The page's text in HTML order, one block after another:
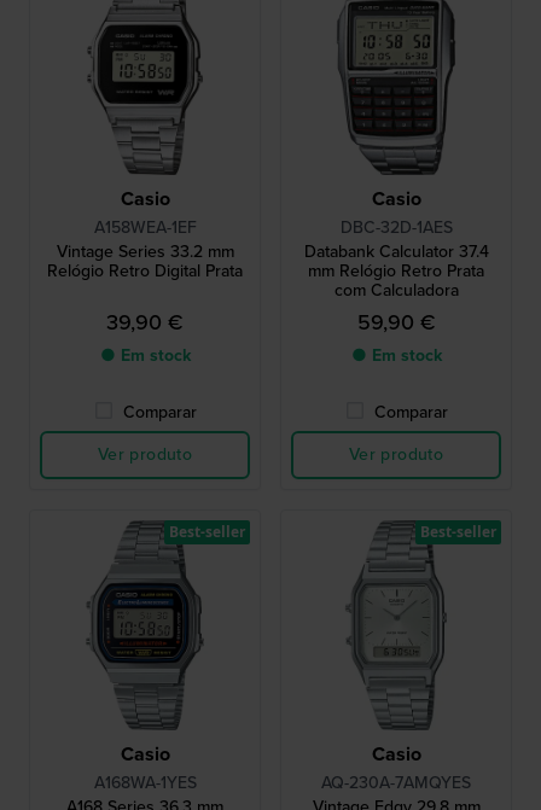
Casio
A158WEA-1EF
Vintage Series 33.2 mm
Relógio Retro Digital Prata
39,90 €
● Em stock
Comparar
Ver produto
Casio
DBC-32D-1AES
Databank Calculator 37.4
mm Relógio Retro Prata
com Calculadora
59,90 €
● Em stock
Comparar
Ver produto
Casio
A168WA-1YES
Best-seller
Casio
AQ-230A-7AMQYES
Best-seller